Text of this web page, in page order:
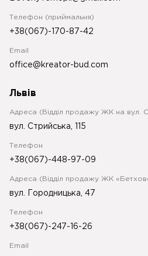
Телефон (приймальня)
+38(067)-170-87-42
Email
office@kreator-bud.com
Львів
Адреса (Відділ продажу ЖК на вул.
вул. Стрийська, 115
Телефон
+38(067)-448-97-09
Адреса (Відділ продажу ЖК
вул. Городницька, 47
Телефон
+38(067)-247-16-26
Email